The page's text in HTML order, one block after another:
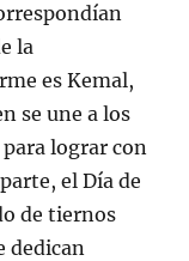
la
es Kemal,
se une a los
para lograr con
el Día de
de tiernos
dedican